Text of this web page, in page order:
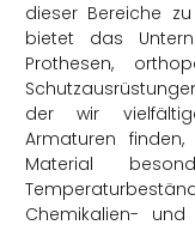
dieser Bereiche
bietet das
Prothesen,
der wir
Armaturen finden,
Material
Chemikalien-